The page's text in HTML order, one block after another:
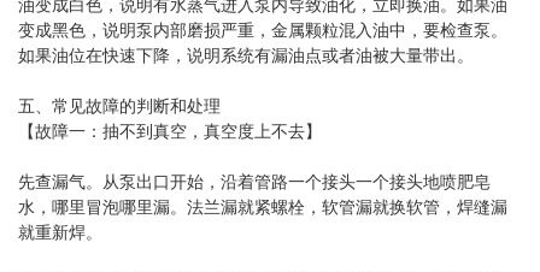
油变成白色，说明有水蒸气进入泵内导致油化，立即换油。如果油
变成黑色，说明泵内部磨损严重，金属颗粒混入油中，要检查泵。
如果油位在快速下降，说明系统有漏油点或者油被大量带出。
五、常见故障的判断和处理
【故障一：抽不到真空，真空度上不去】
先查漏气。从泵出口开始，沿着管路一个接头一个接头地喷肥皂
水，哪里冒泡哪里漏。法兰漏就紧螺栓，软管漏就换软管，焊缝漏
就重新焊。